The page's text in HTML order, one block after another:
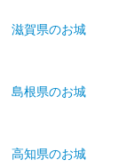
滋賀県のお城
島根県のお城
高知県のお城